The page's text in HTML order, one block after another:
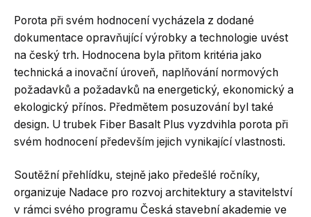
Porota při svém hodnocení vycházela z dodané
dokumentace opravňující výrobky a technologie uvést
na český trh. Hodnocena byla přitom kritéria jako
technická a inovační úroveň, naplňování normových
požadavků a požadavků na energetický, ekonomický a
ekologický přínos. Předmětem posuzování byl také
design. U trubek Fiber Basalt Plus vyzdvihla porota při
svém hodnocení především jejich vynikající vlastnosti.
Soutěžní přehlídku, stejně jako předešlé ročníky,
organizuje Nadace pro rozvoj architektury a stavitelství
v rámci svého programu Česká stavební akademie ve